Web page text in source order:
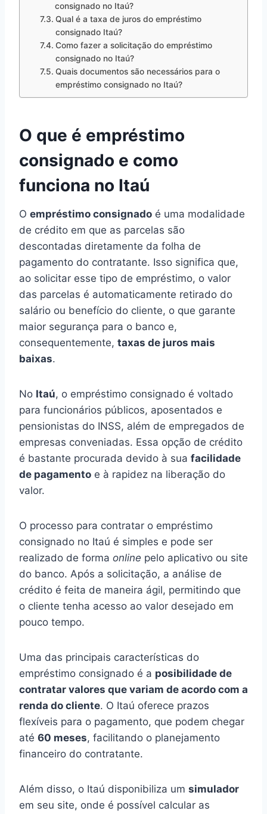
consignado no Itaú?
Qual é a taxa de juros do empréstimo
consignado Itaú?
Como fazer a solicitação do empréstimo
consignado no Itaú?
Quais documentos são necessários para o
empréstimo consignado no Itaú?
O que é empréstimo
consignado e como
funciona no Itaú
O empréstimo consignado é uma modalidade
de crédito em que as parcelas são
descontadas diretamente da folha de
pagamento do contratante. Isso significa que,
ao solicitar esse tipo de empréstimo, o valor
das parcelas é automaticamente retirado do
salário ou benefício do cliente, o que garante
maior segurança para o banco e,
consequentemente, taxas de juros mais
baixas.
No Itaú, o empréstimo consignado é voltado
para funcionários públicos, aposentados e
pensionistas do INSS, além de empregados de
empresas conveniadas. Essa opção de crédito
é bastante procurada devido à sua facilidade
de pagamento e à rapidez na liberação do
valor.
O processo para contratar o empréstimo
consignado no Itaú é simples e pode ser
realizado de forma online pelo aplicativo ou site
do banco. Após a solicitação, a análise de
crédito é feita de maneira ágil, permitindo que
o cliente tenha acesso ao valor desejado em
pouco tempo.
Uma das principais características do
empréstimo consignado é a posibilidade de
contratar valores que variam de acordo com a
renda do cliente. O Itaú oferece prazos
flexíveis para o pagamento, que podem chegar
até 60 meses, facilitando o planejamento
financeiro do contratante.
Além disso, o Itaú disponibiliza um simulador
em seu site, onde é possível calcular as